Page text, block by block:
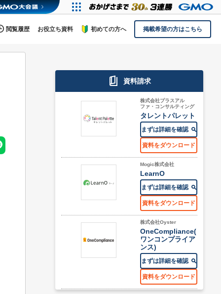
閲覧履歴 お役立ち資料 初めての方へ 掲載希望の方はこちら
資料請求
株式会社プラスアル
ファ・コンサルティング
タレントパレット
まずは詳細を確認
資料をダウンロード
Mogic株式会社
LearnO
まずは詳細を確認
資料をダウンロード
株式会社Oyster
OneCompliance(
ワンコンプライア
ンス)
まずは詳細を確認
資料をダウンロード